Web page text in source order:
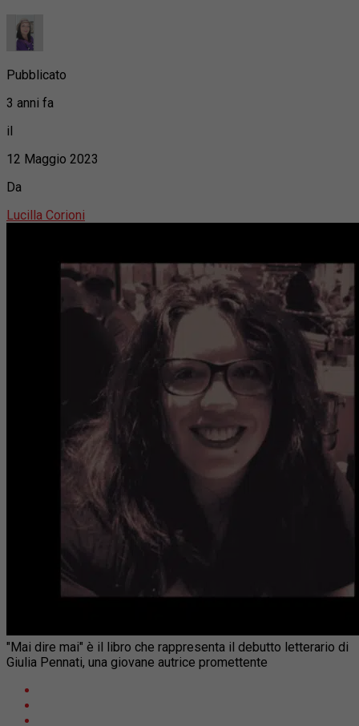
Pubblicato
3 anni fa
il
12 Maggio 2023
Da
Lucilla Corioni
"Mai dire mai" è il libro che rappresenta il debutto letterario di
Giulia Pennati, una giovane autrice promettente